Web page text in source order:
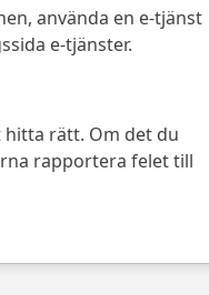
använda en e-tjänst
e-tjänster.
rätt. Om det du
rapportera felet till